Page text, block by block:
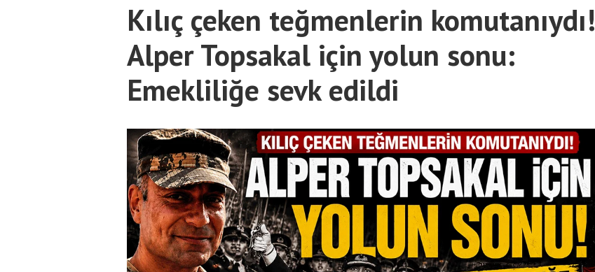
Kılıç çeken teğmenlerin komutanıydı!
Alper Topsakal için yolun sonu:
Emekliliğe sevk edildi